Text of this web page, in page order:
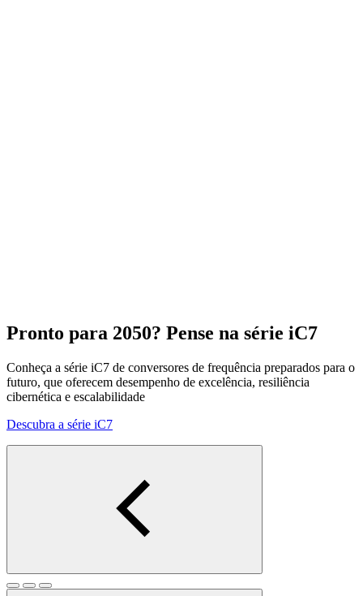
Pronto para 2050? Pense na série iC7
Conheça a série iC7 de conversores de frequência preparados para o
futuro, que oferecem desempenho de excelência, resiliência
cibernética e escalabilidade
Descubra a série iC7